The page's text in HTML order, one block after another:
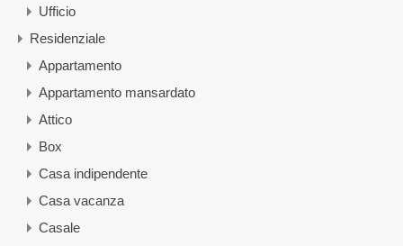
Ufficio
Residenziale
Appartamento
Appartamento mansardato
Attico
Box
Casa indipendente
Casa vacanza
Casale